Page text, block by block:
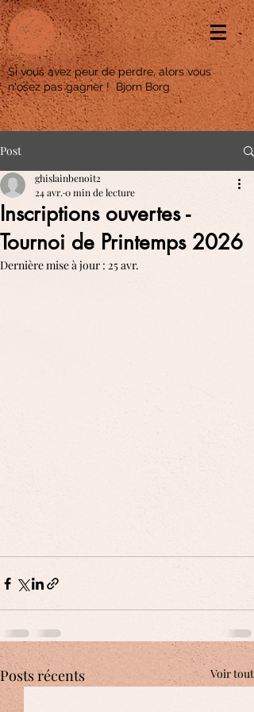
Si vous avez peur de perdre, alors vous
n'osez pas gagner ! Bjorn Borg
Post
Inscriptions ouvertes -
Tournoi de Printemps 2026
ghislainbenoit2
24 avr. 0 min de lecture
Dernière mise à jour : 25 avr.
Posts récents Voir tout